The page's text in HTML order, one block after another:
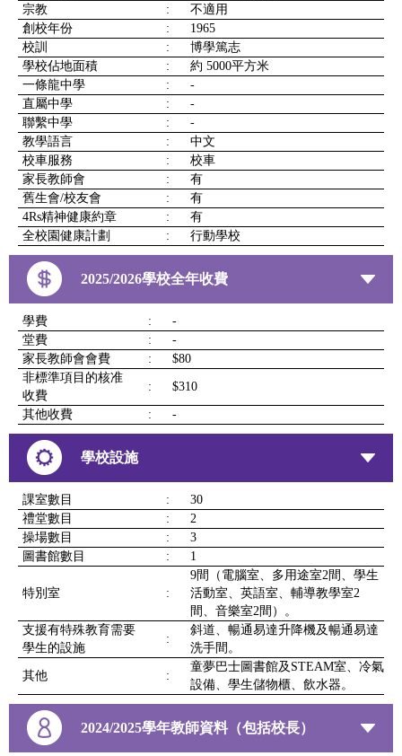
宗教
:
不適用
創校年份
:
1965
校訓
:
博學篤志
學校佔地面積
:
約 5000平方米
一條龍中學
:
-
直屬中學
:
-
聯繫中學
:
-
教學語言
:
中文
校車服務
:
校車
家長教師會
:
有
舊生會/校友會
:
有
4Rs精神健康約章
:
有
全校園健康計劃
: 行動學校
2025/2026學校全年收費
學費 :
-
堂費
:
-
家長教師會會費
:
$80
非標準項目的核准
收費
: $310
其他收費 : -
學校設施
課室數目 :
30
禮堂數目
:
2
操場數目
:
3
圖書館數目
: 1
特別室 :
9間（電腦室、多用途室2間、學生
活動室、英語室、輔導教學室2
間、音樂室2間）。
支援有特殊教育需要
學生的設施
:
斜道、暢通易達升降機及暢通易達
洗手間。
其他 :
童夢巴士圖書館及STEAM室、冷氣
設備、學生儲物櫃、飲水器。
2024/2025學年教師資料（包括校長）